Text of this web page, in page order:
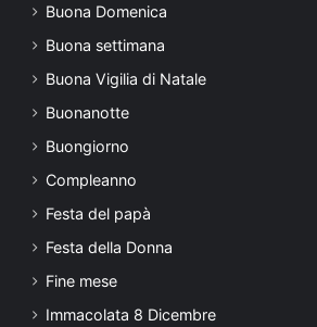
Buona Domenica
Buona settimana
Buona Vigilia di Natale
Buonanotte
Buongiorno
Compleanno
Festa del papà
Festa della Donna
Fine mese
Immacolata 8 Dicembre